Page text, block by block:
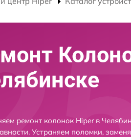
ремонт колонок Hiper в
Устраняем поломки,